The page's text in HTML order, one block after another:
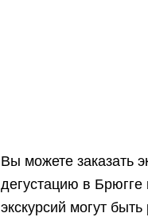
Вы можете заказать
дегустацию в
экскурсий могут